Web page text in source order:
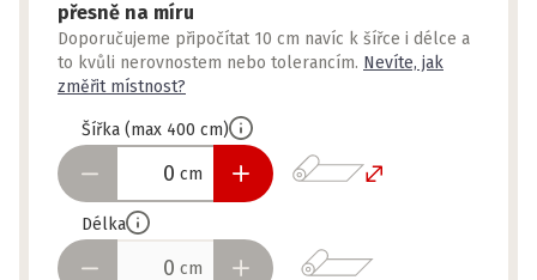
přesně na míru
Doporučujeme připočítat 10 cm navíc k šířce i délce a
to kvůli nerovnostem nebo tolerancím. Nevíte, jak
změřit místnost?
Šířka (max 400 cm)
cm
Délka
cm